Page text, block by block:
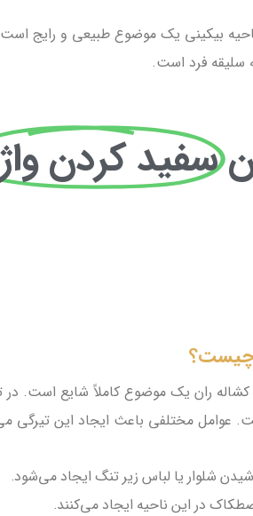
بیکینی یک موضوع طبیعی و رایج
سلیقه فرد است.
سفید کردن
چیست؟
ران یک موضوع کاملاً شایع است. در
عوامل مختلفی باعث ایجاد این تیرگی
شلوار یا لباس زیر تنگ ایجاد می‌شود.
در این ناحیه ایجاد می‌کنند.